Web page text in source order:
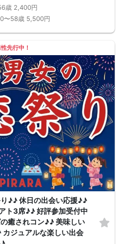
歳 2,400円
〜58歳 5,500円
先行中！
♪♪ 休日の出会い応援♪♪
3席♪♪ 好評参加受付中
癒されコン♪♪ 美味しい
カジュアルな楽しい出会